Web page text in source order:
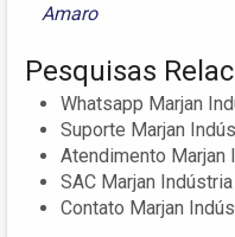
Amaro
Pesquisas
Whatsapp Marjan
Suporte Marjan
Atendimento Marjan
SAC Marjan
Contato Marjan